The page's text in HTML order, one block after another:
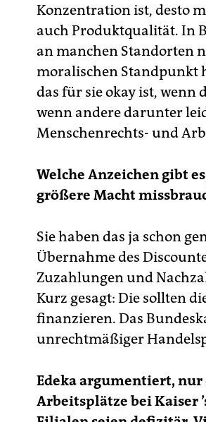
Konzentration ist, desto
auch Produktqualität. In
an manchen Standorten
moralischen Standpunkt
das für sie okay ist, wenn
wenn andere darunter
Menschenrechts- und
Welche Anzeichen gibt
größere Macht
Sie haben das ja schon
Übernahme des
Zuzahlungen und
Kurz gesagt: Die sollten
finanzieren. Das
unrechtmäßiger
Edeka argumentiert,
Arbeitsplätze bei Kaiser